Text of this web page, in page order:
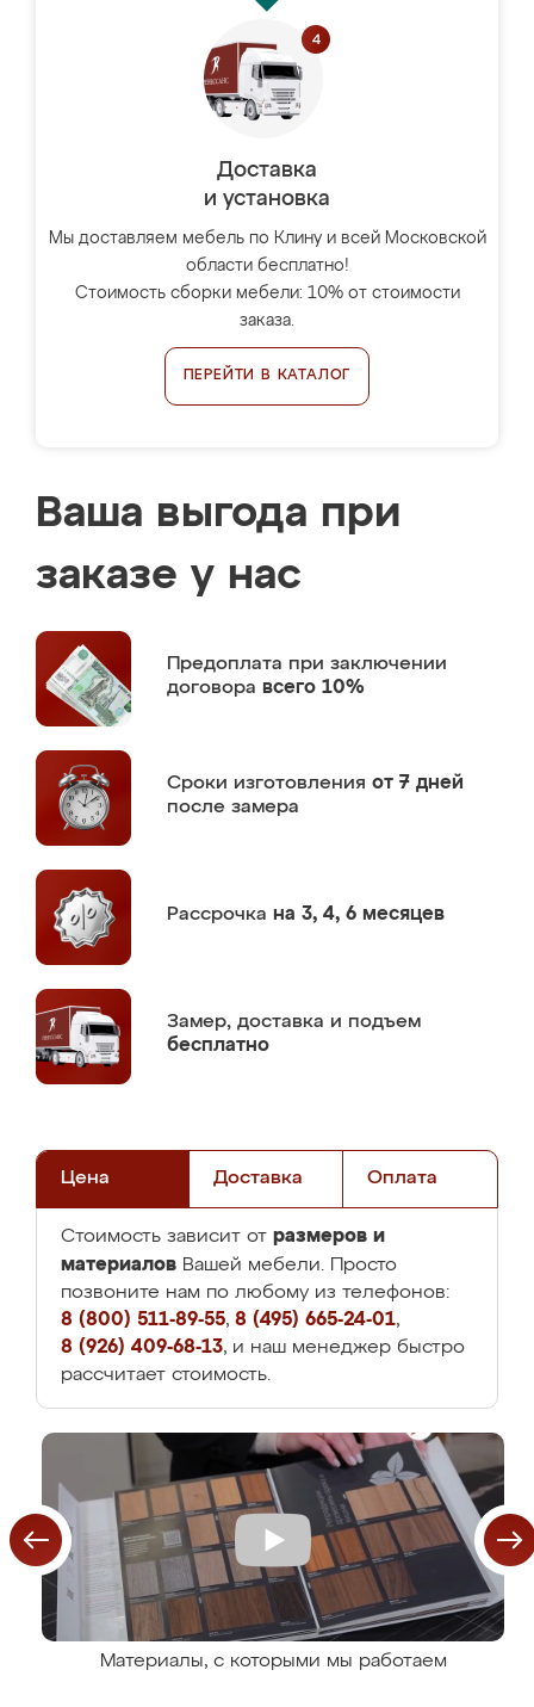
Доставка
и установка
Мы доставляем мебель по Клину и всей Московской
области бесплатно!
Стоимость сборки мебели: 10% от стоимости
заказа.
ПЕРЕЙТИ В КАТАЛОГ
Ваша выгода при
заказе у нас
Предоплата при заключении
договора всего 10%
Сроки изготовления от 7 дней
после замера
Рассрочка на 3, 4, 6 месяцев
Замер, доставка и подъем
бесплатно
Цена Доставка Оплата
Стоимость зависит от размеров и
материалов Вашей мебели. Просто
позвоните нам по любому из телефонов:
8 (800) 511-89-55, 8 (495) 665-24-01,
8 (926) 409-68-13, и наш менеджер быстро
рассчитает стоимость.
Материалы, с которыми мы работаем